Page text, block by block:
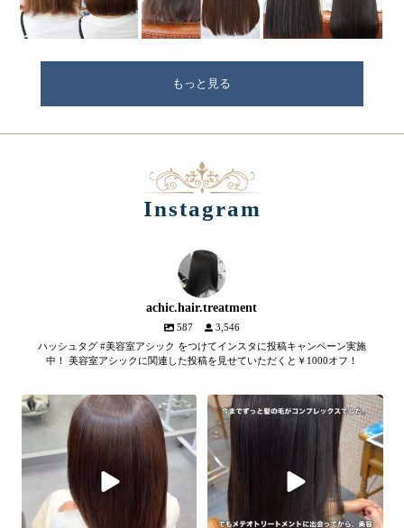
もっと見る
Instagram
achic.hair.treatment
587
3,546
ハッシュタグ #美容室アシック をつけてインスタに投稿キャンペーン実施
中！ 美容室アシックに関連した投稿を見せていただくと￥1000オフ！
【髪質改善メテオトリートメン
SNSやYouTubeで話題のメテオト
リートメント。
髪のツヤ、諦めていません
1